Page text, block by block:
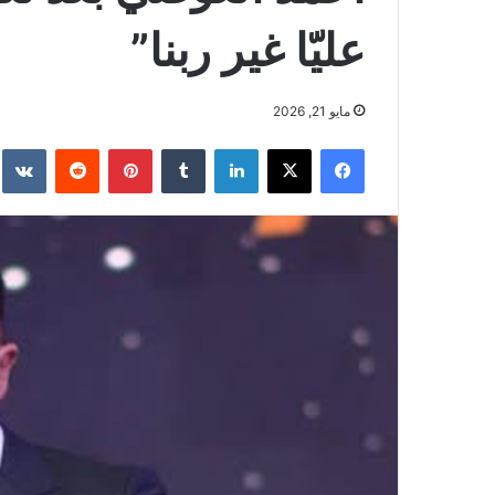
عليّا غير ربنا”
مايو 21, 2026
فيسبوك ‫X لينكدإن بينتيريست